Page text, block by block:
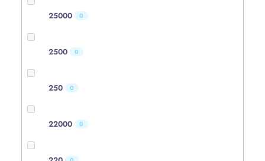
25000 0
2500 0
250 0
22000 0